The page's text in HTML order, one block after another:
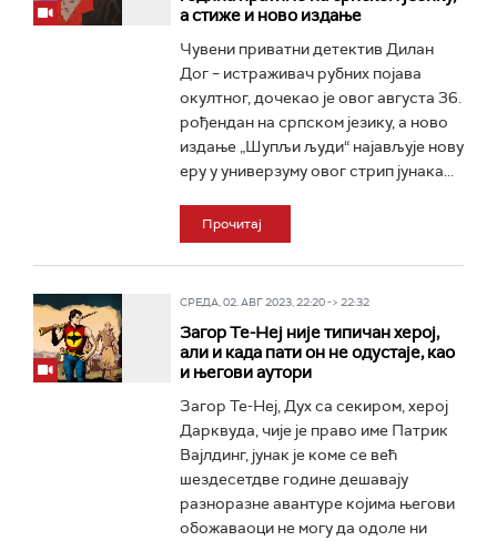
а стиже и ново издање
Чувени приватни детектив Дилан
Дог – истраживач рубних појава
окултног, дочекао је овог августа 36.
рођендан на српском језику, а ново
издање „Шупљи људи“ најављује нову
еру у универзуму овог стрип јунака...
Прочитај
СРЕДА, 02. АВГ 2023, 22:20 -> 22:32
Загор Те-Неј није типичан херој,
али и када пати он не одустаје, као
и његови аутори
Загор Те-Неј, Дух са секиром, херој
Дарквуда, чије је право име Патрик
Вајлдинг, јунак је коме се већ
шездесетдве године дешавају
разноразне авантуре којима његови
обожаваоци не могу да одоле ни